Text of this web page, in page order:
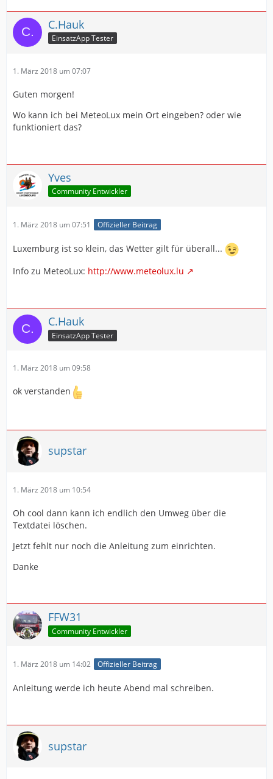
C.Hauk
EinsatzApp Tester
1. März 2018 um 07:07
Guten morgen!
Wo kann ich bei MeteoLux mein Ort eingeben? oder wie
funktioniert das?
Yves
Community Entwickler
1. März 2018 um 07:51 Offizieller Beitrag
Luxemburg ist so klein, das Wetter gilt für überall...
Info zu MeteoLux: http://www.meteolux.lu
C.Hauk
EinsatzApp Tester
1. März 2018 um 09:58
ok verstanden
supstar
1. März 2018 um 10:54
Oh cool dann kann ich endlich den Umweg über die
Textdatei löschen.
Jetzt fehlt nur noch die Anleitung zum einrichten.
Danke
FFW31
Community Entwickler
1. März 2018 um 14:02 Offizieller Beitrag
Anleitung werde ich heute Abend mal schreiben.
supstar